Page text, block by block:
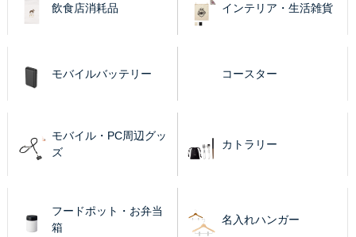
飲食店消耗品 インテリア・生活雑貨
モバイルバッテリー コースター
モバイル・PC周辺グッ
ズ
カトラリー
フードポット・お弁当
箱
名入れハンガー